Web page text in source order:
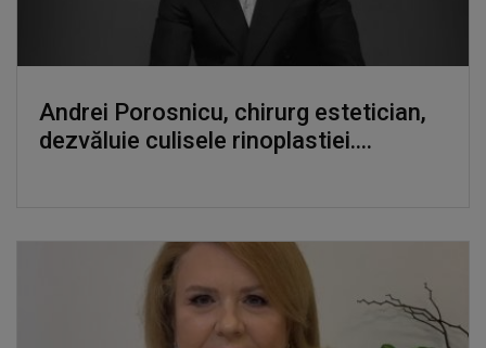
Andrei Porosnicu, chirurg estetician,
dezvăluie culisele rinoplastiei....